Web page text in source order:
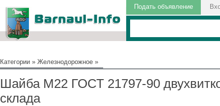
Подать объявление
Категории » Железнодорожное »
Шайба М22 ГОСТ 21797-90
склада